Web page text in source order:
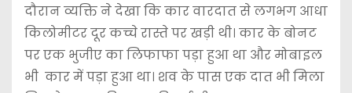
दौरान व्यक्ति ने देखा कि कार वारदात से लगभग आधा
किलोमीटर दूर कच्चे रास्ते पर खड़ी थी। कार के बोनट
पर एक भुजीए का लिफाफा पड़ा हुआ था और मोबाइल
भी कार में पड़ा हुआ था। शव के पास एक दात भी मिला